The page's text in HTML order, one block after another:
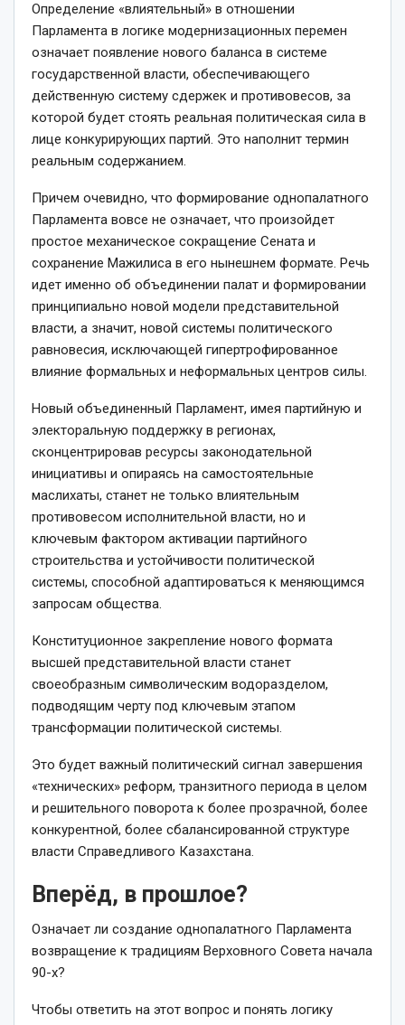
Определение «влиятельный» в отношении
Парламента в логике модернизационных перемен
означает появление нового баланса в системе
государственной власти, обеспечивающего
действенную систему сдержек и противовесов, за
которой будет стоять реальная политическая сила в
лице конкурирующих партий. Это наполнит термин
реальным содержанием.
Причем очевидно, что формирование однопалатного
Парламента вовсе не означает, что произойдет
простое механическое сокращение Сената и
сохранение Мажилиса в его нынешнем формате. Речь
идет именно об объединении палат и формировании
принципиально новой модели представительной
власти, а значит, новой системы политичес­кого
равновесия, исключающей гипертрофированное
влияние формальных и неформальных центров силы.
Новый объединенный Парламент, имея партийную и
электоральную поддержку в регионах,
сконцентрировав ресурсы законодательной
инициативы и опираясь на самостоятельные
маслихаты, станет не только влиятельным
противовесом исполнительной власти, но и
ключевым фактором активации партийного
строительства и устойчивости политической
системы, способной адаптироваться к меняющимся
запросам общества.
Конституционное закрепление нового формата
высшей представительной власти станет
своеобразным символическим водоразделом,
подводящим черту под ключевым этапом
трансформации политической системы.
Это будет важный политический сигнал завершения
«технических» реформ, транзитного периода в целом
и решительного поворота к более прозрачной, более
конкурент­ной, более сбалансированной структуре
власти Справедливого Казахстана.
Вперёд, в прошлое?
Означает ли создание однопалатного Парламента
возвращение к традициям Верховного Совета начала
90-­х?
Чтобы ответить на этот вопрос и понять логику